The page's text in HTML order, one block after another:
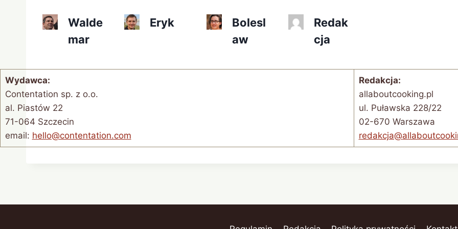
Walde
mar
Eryk
Bolesl
aw
Redak
cja
Wydawca:
Contentation sp. z o.o.
al. Piastów 22
71-064 Szczecin
email: hello@contentation.com
Redakcja:
allaboutcooking.pl
ul. Puławska 228/22
02-670 Warszawa
redakcja@